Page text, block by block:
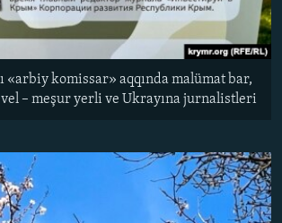
«arbiy komissar» aqqında malümat bar,
– meşur yerli ve Ukrayına jurnalistleri